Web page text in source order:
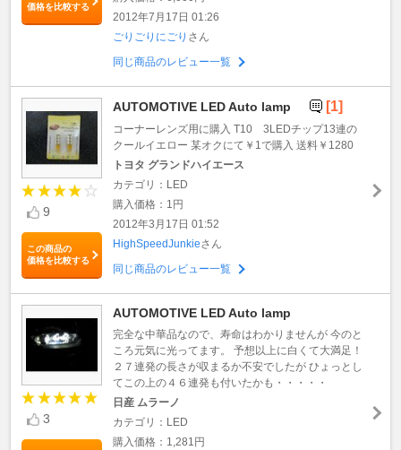
価格を比較する
2012年7月17日 01:26
ごりごりにごり さん
同じ商品のレビュー一覧
9
この商品の
価格を比較する
AUTOMOTIVE LED Auto lamp [1]
コーナーレンズ用に購入 T10 3LEDチップ13連の
クールイエロー 某オクにて￥1で購入 送料￥1280
トヨタ グランドハイエース
カテゴリ：LED
購入価格：1円
2012年3月17日 01:52
HighSpeedJunkieさん
同じ商品のレビュー一覧
3
AUTOMOTIVE LED Auto lamp
完全な中華品なので、寿命はわかりませんが 今のと
ころ元気に光ってます。 予想以上に白くて大満足！
２７連発の長さが収まるか不安でしたが ひょっとし
てこの上の４６連発も付いたかも・・・・・
日産 ムラーノ
カテゴリ：LED
購入価格：1,281円